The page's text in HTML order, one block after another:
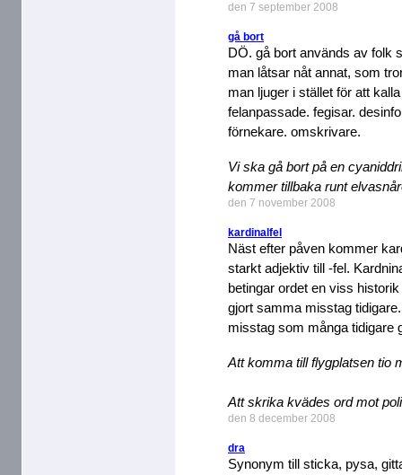
den 7 september 2008
gå bort
DÖ. gå bort används av folk
man låtsar nåt annat, som
man ljuger i stället för att
felanpassade. fegisar.
förnekare. omskrivare.
Vi ska gå bort på en
kommer tillbaka runt
den 7 november 2008
kardinalfel
Näst efter påven kommer
starkt adjektiv till -fel.
betingar ordet en viss
gjort samma misstag
misstag som många tidigare
Att komma till flygplatsen tio
Att skrika kvädes ord mot
den 8 december 2008
dra
Synonym till sticka, pysa,